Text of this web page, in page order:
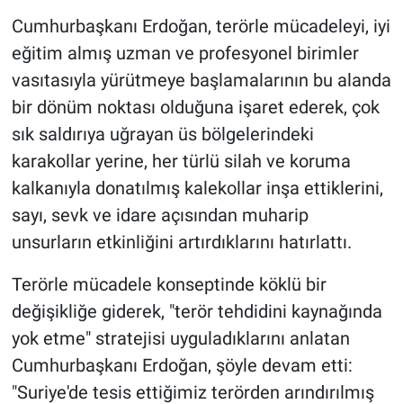
Cumhurbaşkanı Erdoğan, terörle mücadeleyi, iyi
eğitim almış uzman ve profesyonel birimler
vasıtasıyla yürütmeye başlamalarının bu alanda
bir dönüm noktası olduğuna işaret ederek, çok
sık saldırıya uğrayan üs bölgelerindeki
karakollar yerine, her türlü silah ve koruma
kalkanıyla donatılmış kalekollar inşa ettiklerini,
sayı, sevk ve idare açısından muharip
unsurların etkinliğini artırdıklarını hatırlattı.
Terörle mücadele konseptinde köklü bir
değişikliğe giderek, "terör tehdidini kaynağında
yok etme" stratejisi uyguladıklarını anlatan
Cumhurbaşkanı Erdoğan, şöyle devam etti:
"Suriye'de tesis ettiğimiz terörden arındırılmış